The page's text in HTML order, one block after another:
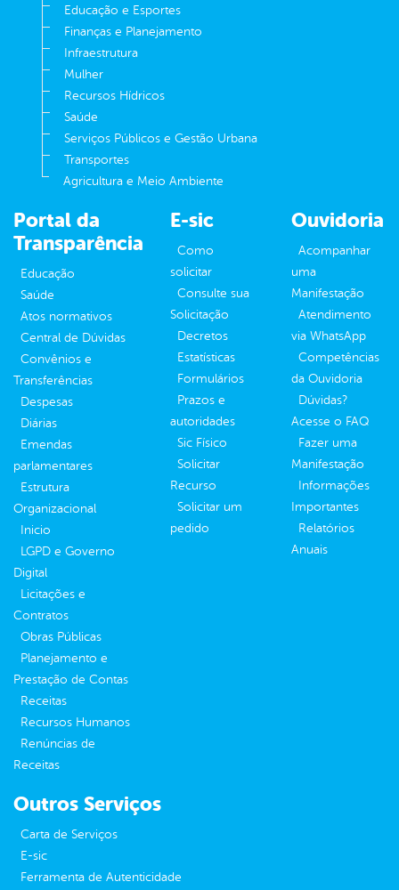
Educação e Esportes
Finanças e Planejamento
Infraestrutura
Mulher
Recursos Hídricos
Saúde
Serviços Públicos e Gestão Urbana
Transportes
Agricultura e Meio Ambiente
Portal da
Transparência
Educação
Saúde
Atos normativos
Central de Dúvidas
Convênios e
Transferências
Despesas
Diárias
Emendas
parlamentares
Estrutura
Organizacional
Inicio
LGPD e Governo
Digital
Licitações e
Contratos
Obras Públicas
Planejamento e
Prestação de Contas
Receitas
Recursos Humanos
Renúncias de
Receitas
E-sic
Como
solicitar
Consulte sua
Solicitação
Decretos
Estatísticas
Formulários
Prazos e
autoridades
Sic Físico
Solicitar
Recurso
Solicitar um
pedido
Ouvidoria
Acompanhar
uma
Manifestação
Atendimento
via WhatsApp
Competências
da Ouvidoria
Dúvidas?
Acesse o FAQ
Fazer uma
Manifestação
Informações
Importantes
Relatórios
Anuais
Outros Serviços
Carta de Serviços
E-sic
Ferramenta de Autenticidade